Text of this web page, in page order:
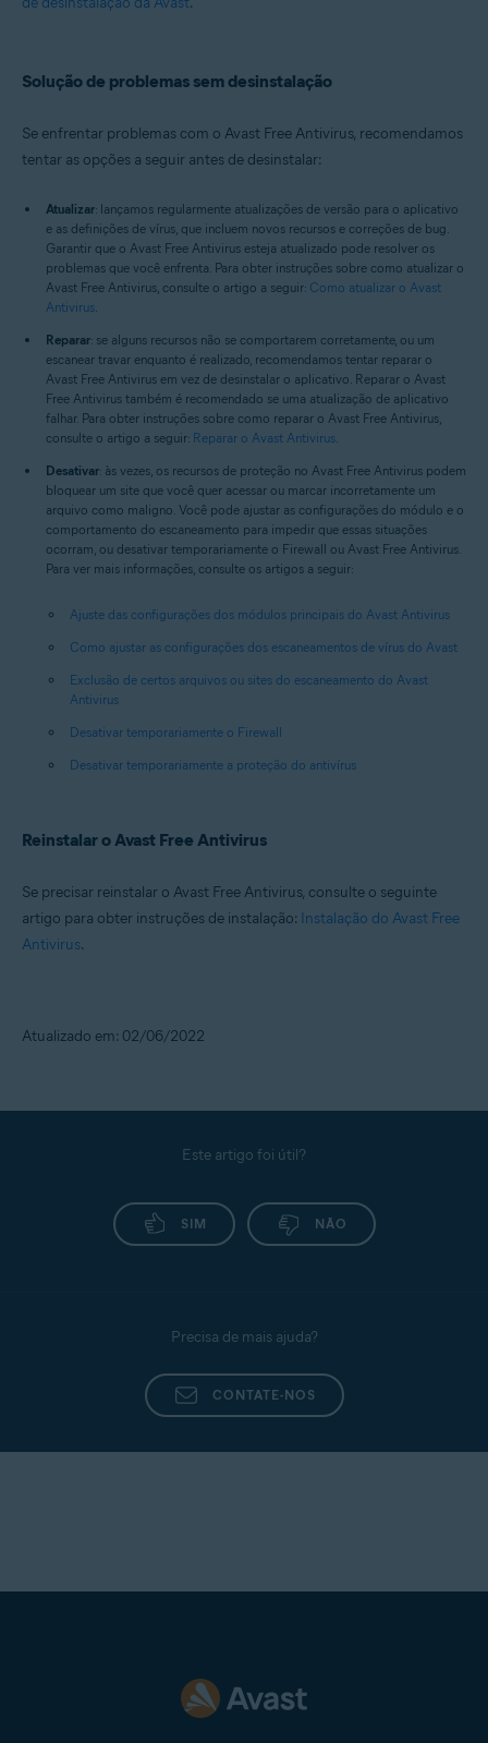
Solução de problemas sem desinstalação
Se enfrentar problemas com o Avast Free Antivirus, recomendamos
tentar as opções a seguir antes de desinstalar:
Atualizar: lançamos regularmente atualizações de versão para o aplicativo
e as definições de vírus, que incluem novos recursos e correções de bug.
Garantir que o Avast Free Antivirus esteja atualizado pode resolver os
problemas que você enfrenta. Para obter instruções sobre como atualizar o
Avast Free Antivirus, consulte o artigo a seguir: Como atualizar o Avast
Antivirus
Reparar: se alguns recursos não se comportarem corretamente, ou um
escanear travar enquanto é realizado, recomendamos tentar reparar o
Avast Free Antivirus em vez de desinstalar o aplicativo. Reparar o Avast
Free Antivirus também é recomendado se uma atualização de aplicativo
falhar. Para obter instruções sobre como reparar o Avast Free Antivirus,
consulte o artigo a seguir: Reparar o Avast Antivirus
Desativar: às vezes, os recursos de proteção no Avast Free Antivirus podem
bloquear um site que você quer acessar ou marcar incorretamente um
arquivo como maligno. Você pode ajustar as configurações do módulo e o
comportamento do escaneamento para impedir que essas situações
ocorram, ou desativar temporariamente o Firewall ou Avast Free Antivirus.
Para ver mais informações, consulte os artigos a seguir:
Ajuste das configurações dos módulos principais do Avast Antivirus
Como ajustar as configurações dos escaneamentos de vírus do Avast
Exclusão de certos arquivos ou sites do escaneamento do Avast
Antivirus
Desativar temporariamente o Firewall
Desativar temporariamente a proteção do antivírus
Reinstalar o Avast Free Antivirus
Se precisar reinstalar o Avast Free Antivirus, consulte o seguinte
artigo para obter instruções de instalação: Instalação do Avast Free
Antivirus.
Atualizado em: 02/06/2022
Este artigo foi útil?
SIM NÃO
Precisa de mais ajuda?
CONTATE-NOS